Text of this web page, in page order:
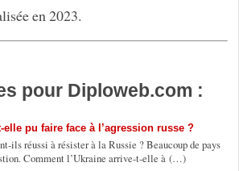
en 2023.
pour Diploweb.com :
elle pu faire face à l’agression russe ?
ils réussi à résister à la Russie ? Beaucoup de pays
Comment l’Ukraine arrive-t-elle à (…)